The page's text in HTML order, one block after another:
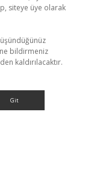
siteye üye olarak
bildirmeniz
kaldırılacaktır.